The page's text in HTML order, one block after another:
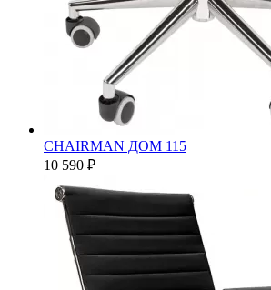
CHAIRMAN ДОМ 115
10 590 ₽